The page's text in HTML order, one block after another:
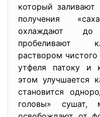
который
получения
охлаждают до
пробеливают
раствором
утфеля патоку и
этом улучшается
становится
головы» сушат,